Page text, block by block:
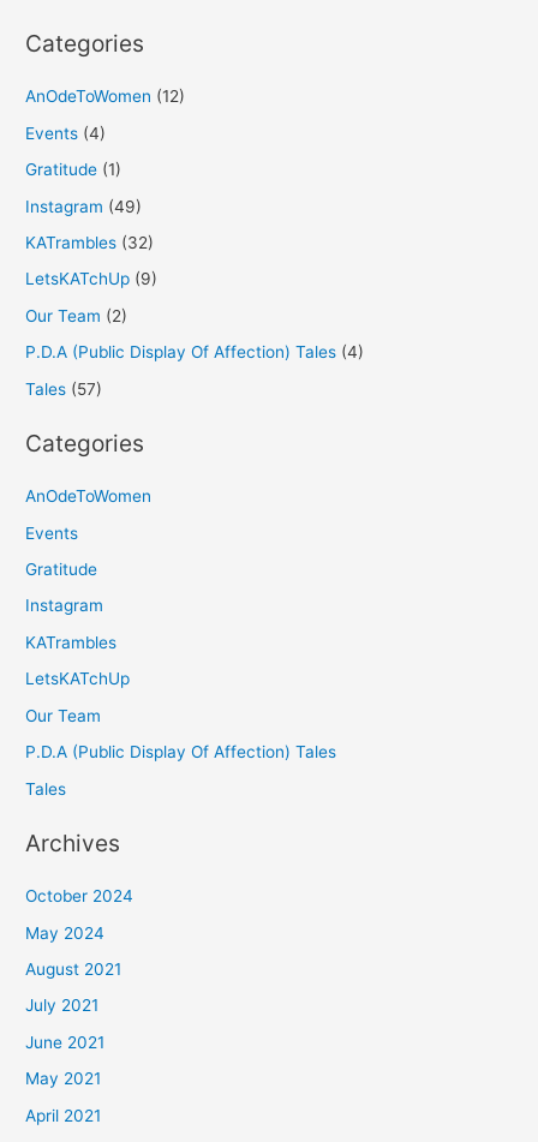
Categories
AnOdeToWomen (12)
Events (4)
Gratitude (1)
Instagram (49)
KATrambles (32)
LetsKATchUp (9)
Our Team (2)
P.D.A (Public Display Of Affection) Tales (4)
Tales (57)
Categories
AnOdeToWomen
Events
Gratitude
Instagram
KATrambles
LetsKATchUp
Our Team
P.D.A (Public Display Of Affection) Tales
Tales
Archives
October 2024
May 2024
August 2021
July 2021
June 2021
May 2021
April 2021